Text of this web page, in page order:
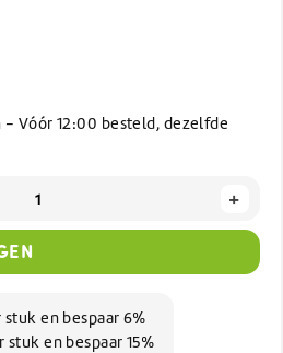
- Vóór 12:00 besteld, dezelfde
+
en bespaar 6%
en bespaar 15%